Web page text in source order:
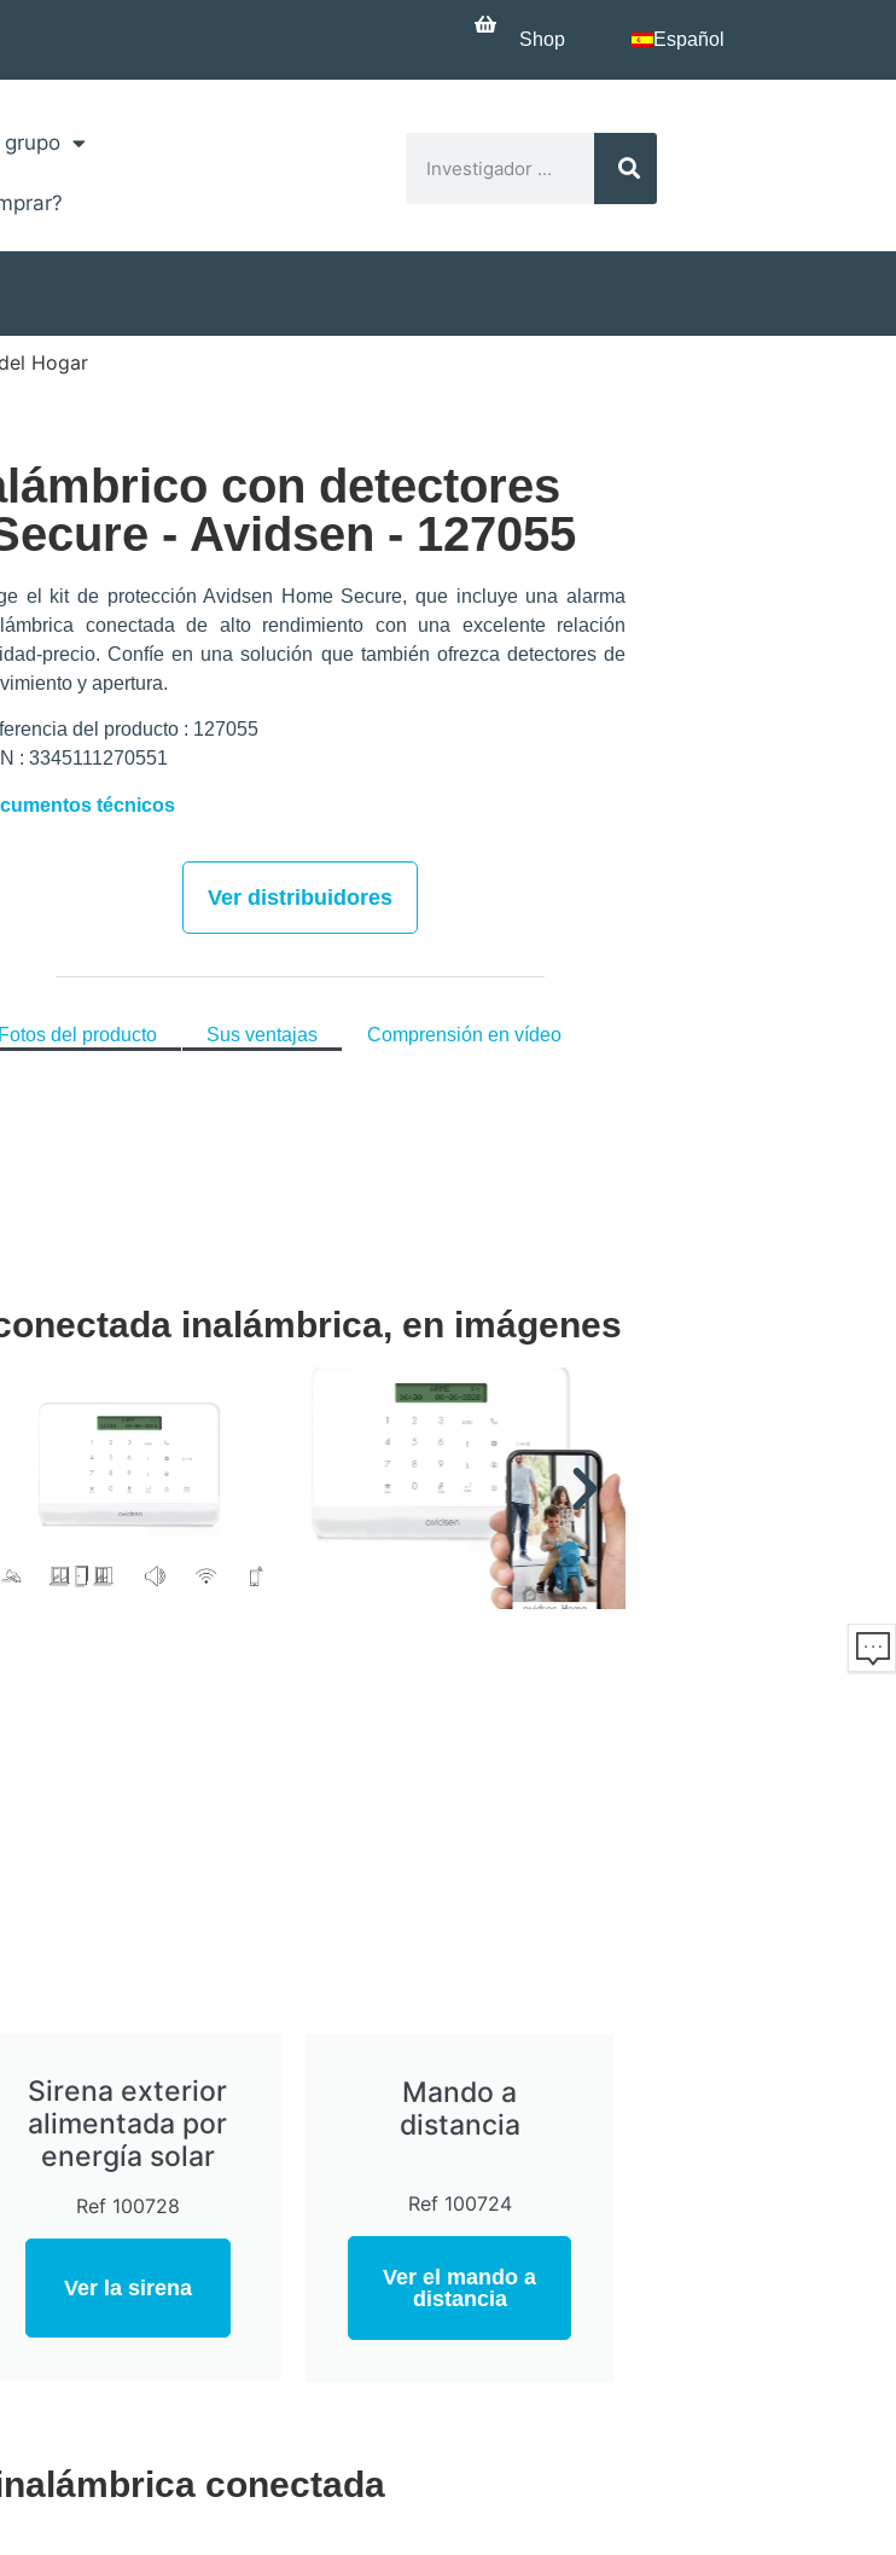
Shop Español
grupo
Hogar
con detectores
- Avidsen - 127055
el kit de protección Avidsen Home Secure, que incluye una alarma
conectada de alto rendimiento con una excelente relación
precio. Confíe en una solución que también ofrezca detectores de
y apertura.
del producto : 127055
: 3345111270551
técnicos
Ver distribuidores
Fotos del producto Sus ventajas Comprensión en vídeo
inalámbrica, en imágenes
Sirena exterior
alimentada por
energía solar
Ref 100728
Ver la sirena
Mando a
distancia
Ref 100724
Ver el mando a
distancia
conectada